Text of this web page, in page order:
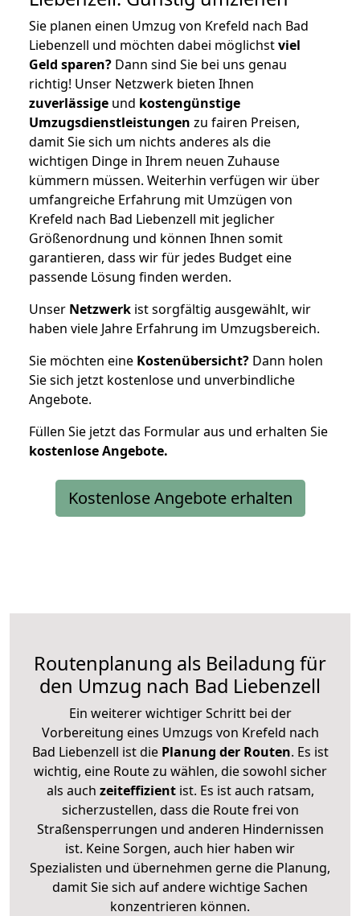
Sie planen einen Umzug von Krefeld nach Bad
Liebenzell und möchten dabei möglichstviel
Geld sparen? Dann sind Sie bei uns genau
richtig! Unser Netzwerk bieten Ihnen
zuverlässige und kostengünstige
Umzugsdienstleistungen zu fairen Preisen,
damit Sie sich um nichts anderes als die
wichtigen Dinge in Ihrem neuen Zuhause
kümmern müssen. Weiterhin verfügen wir über
umfangreiche Erfahrung mit Umzügen von
Krefeld nach Bad Liebenzell mit jeglicher
Größenordnung und können Ihnen somit
garantieren, dass wir für jedes Budget eine
passende Lösung finden werden.
Unser Netzwerk ist sorgfältig ausgewählt, wir
haben viele Jahre Erfahrung im Umzugsbereich.
Sie möchten eine Kostenübersicht? Dann holen
Sie sich jetzt kostenlose und unverbindliche
Angebote.
Füllen Sie jetzt das Formular aus und erhalten Sie
kostenloseAngebote.
Kostenlose Angebote erhalten
Routenplanung als Beiladung für
den Umzug nach Bad Liebenzell
Ein weiterer wichtiger Schritt bei der
Vorbereitung eines Umzugs von Krefeld nach
Bad Liebenzell ist diePlanung der Routen. Es ist
wichtig, eine Route zu wählen, die sowohl sicher
als auch zeiteffizientist. Es ist auch ratsam,
sicherzustellen, dass die Route frei von
Straßensperrungen und anderen Hindernissen
ist. Keine Sorgen, auch hier haben wir
Spezialisten und übernehmen gerne die Planung,
damit Sie sich auf andere wichtige Sachen
konzentrieren können.